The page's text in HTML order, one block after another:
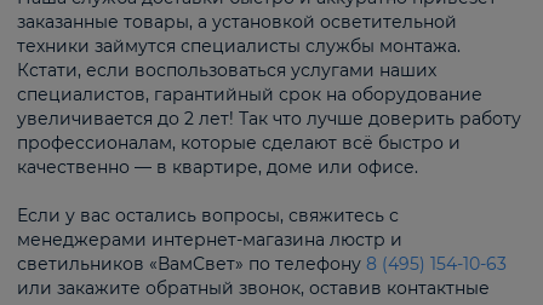
заказанные товары, а установкой осветительной
техники займутся специалисты службы монтажа.
Кстати, если воспользоваться услугами наших
специалистов, гарантийный срок на оборудование
увеличивается до 2 лет! Так что лучше доверить работу
профессионалам, которые сделают всё быстро и
качественно — в квартире, доме или офисе.
Если у вас остались вопросы, свяжитесь с
менеджерами интернет-магазина люстр и
светильников «ВамСвет» по телефону 8 (495) 154-10-63
или закажите обратный звонок, оставив контактные